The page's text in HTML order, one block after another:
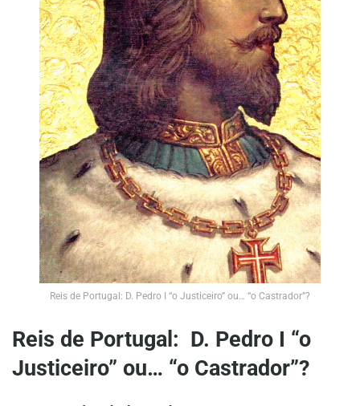
Reis de Portugal: D. Pedro I “o Justiceiro” ou… “o Castrador”?
Reis de Portugal: D. Pedro I “o
Justiceiro” ou… “o Castrador”?